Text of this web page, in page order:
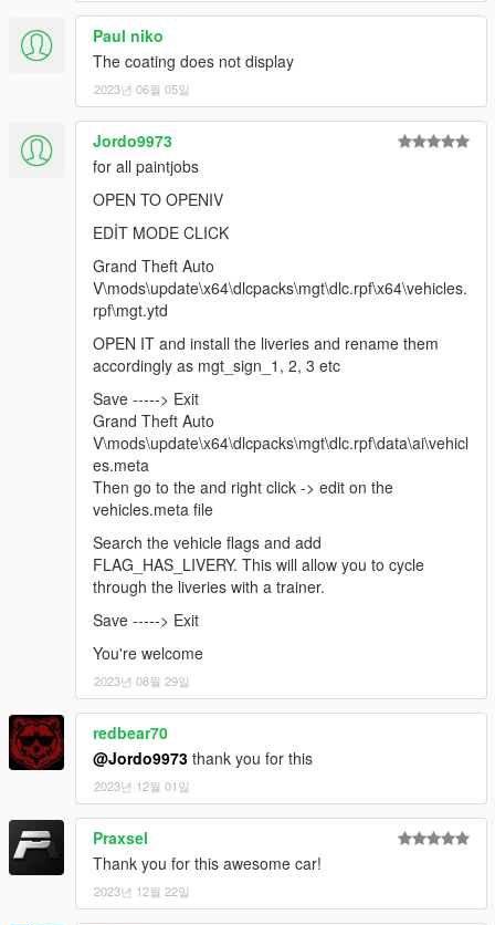
Paul niko
The coating does not display
2023년 06월 05일
Jordo9973
for all paintjobs
OPEN TO OPENIV
EDİT MODE CLICK
Grand Theft Auto
V\mods\update\x64\dlcpacks\mgt\dlc.rpf\x64\vehicles.
rpf\mgt.ytd
OPEN IT and install the liveries and rename them
accordingly as mgt_sign_1, 2, 3 etc
Save -----> Exit
Grand Theft Auto
V\mods\update\x64\dlcpacks\mgt\dlc.rpf\data\ai\vehicl
es.meta
Then go to the and right click -> edit on the
vehicles.meta file
Search the vehicle flags and add
FLAG_HAS_LIVERY. This will allow you to cycle
through the liveries with a trainer.
Save -----> Exit
You're welcome
2023년 08월 29일
redbear70
@Jordo9973 thank you for this
2023년 12월 01일
Praxsel
Thank you for this awesome car!
2023년 12월 22일